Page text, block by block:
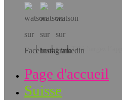
Téléchargez l’app!
Page d'accueil
Suisse